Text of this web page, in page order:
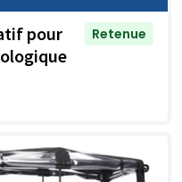
pour
Retenue